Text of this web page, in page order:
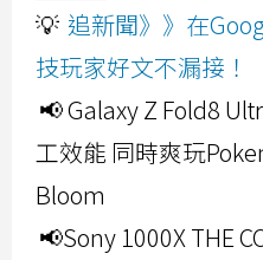
💡 追新聞》》在
技玩家好文不漏接！
📢 Galaxy Z Fold8
工效能 同時爽玩
Bloom
📢Sony 1000X THE